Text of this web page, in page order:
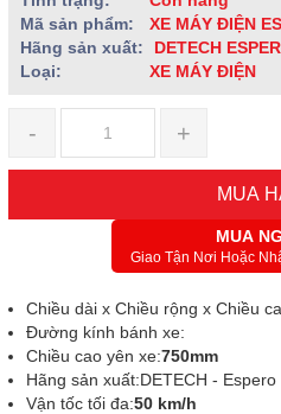
Mã sản phẩm:
XE MÁY ĐIỆN
Hãng sản xuất:
DETECH
Loại:
XE MÁY ĐIỆN
- +
MUA
MUA
Giao Tận Nơi Hoặc
Chiều dài x Chiều rộng x Chiều
Đường kính bánh xe:
Chiều cao yên xe:750mm
Hãng sản xuất:DETECH - Espero
Vận tốc tối đa:50 km/h